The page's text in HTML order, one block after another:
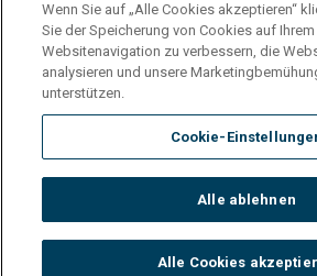
© 2026 Korian Deutschland GmbH
Unsere Netiquette
Einkaufsbedingungen
Haftungsausschluss
Impressum
Cookies
Wenn Sie auf „Alle Cookies akzeptieren“
Sie der Speicherung von Cookies auf
Websitenavigation zu verbessern, die
analysieren und unsere
unterstützen.
Cookie-
Alle ablehnen
Alle Cookies